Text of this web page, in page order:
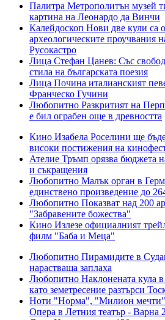
Палитра Метрополитън музей
картина на Леонардо да Винчи
Калейдоскоп Нови две кули са
археологическите проучвания
Русокастро
Лица Стефан Цанев: Със
стила на българската поезия
Лица Почина италианският
Франческо Гучини
Любопитно Разкритият на
е бил ограбен още в древността
Кино Изабела Роселини ще
високи постижения на
Ателие Тръмп орязва бюджета
и съкращения
Любопитно Малък орган в
единствено произведение до
Любопитно Показват над 200
"Забравените божества"
Кино Излезе официалният
филм "Баба и Меца"
Любопитно Пирамидите в
нарастваща заплаха
Любопитно Наклонената кула
като земетресение разтърси
Ноти "Норма", "Милион мечти"
Опера в Летния театър - Варна